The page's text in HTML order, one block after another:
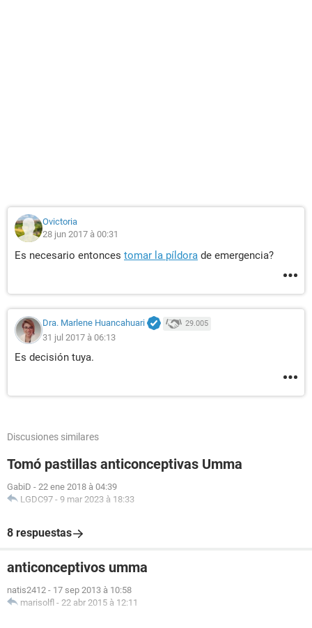
Ovictoria
28 jun 2017 à 00:31
Es necesario entonces tomar la píldora de emergencia?
Dra. Marlene Huancahuari 29.005
31 jul 2017 à 06:13
Es decisión tuya.
Discusiones similares
Tomó pastillas anticonceptivas Umma
GabiD - 22 ene 2018 à 04:39
LGDC97 - 9 mar 2023 à 18:33
8 respuestas
anticonceptivos umma
natis2412 - 17 sep 2013 à 10:58
marisolfl - 22 abr 2015 à 12:11